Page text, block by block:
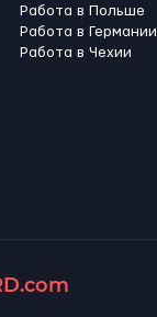
Работа в Польше
Работа в Германии
Работа в Чехии